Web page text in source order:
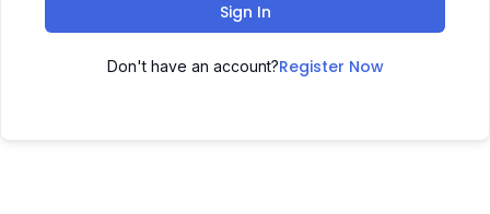
Sign In
Don't have an account?Register Now